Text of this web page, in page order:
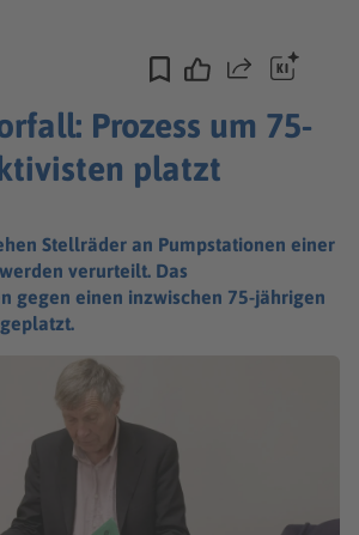
Teilen
Prozess um 75-
platzt
Stellräder an Pumpstationen einer
verurteilt. Das
gegen einen inzwischen 75-jährigen